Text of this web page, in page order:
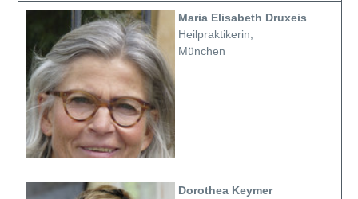
Maria Elisabeth Druxeis
Heilpraktikerin,
München
Dorothea Keymer